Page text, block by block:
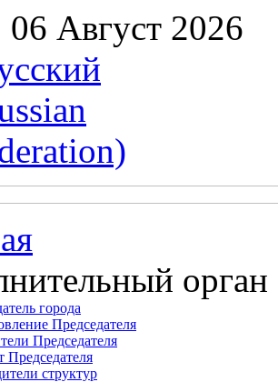
06 Август 2026
орган
города
Председателя
Председателя
Председателя
структур